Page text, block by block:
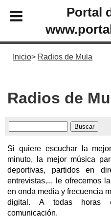
Portal
Inicio Radios de Mula
Radios de
Si quiere escuchar la
minuto, la mejor música
deportivas, partidos en
entrevistas,... le ofrecemos
en onda media y frecuencia
digital. A todas horas
comunicación.